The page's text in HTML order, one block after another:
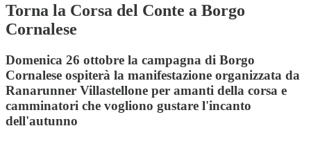
Torna la Corsa del Conte a Borgo
Cornalese
Domenica 26 ottobre la campagna di Borgo
Cornalese ospiterà la manifestazione organizzata da
Ranarunner Villastellone per amanti della corsa e
camminatori che vogliono gustare l'incanto
dell'autunno